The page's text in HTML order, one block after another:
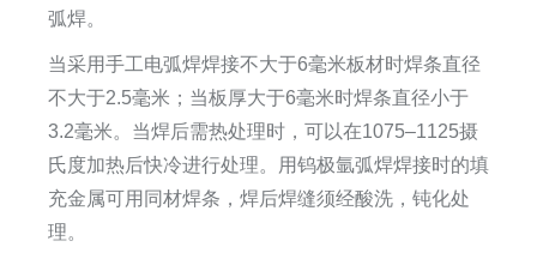
弧焊。
当采用手工电弧焊焊接不大于6毫米板材时焊条直径
不大于2.5毫米；当板厚大于6毫米时焊条直径小于
3.2毫米。当焊后需热处理时，可以在1075–1125摄
氏度加热后快冷进行处理。用钨极氩弧焊焊接时的填
充金属可用同材焊条，焊后焊缝须经酸洗，钝化处
理。